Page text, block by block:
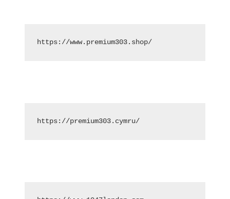
https://www.premium303.shop/
https://premium303.cymru/